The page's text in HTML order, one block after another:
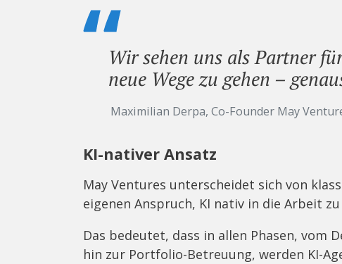
Wir sehen uns als Partner
neue Wege zu gehen –
Maximilian Derpa, Co-Founder May
KI-nativer Ansatz
May Ventures unterscheidet sich von
eigenen Anspruch, KI nativ in die Arbeit
Das bedeutet, dass in allen Phasen, vom
hin zur Portfolio-Betreuung, werden KI-